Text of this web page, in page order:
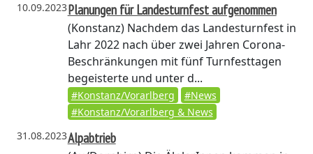
10.09.2023Planungen für Landesturnfest aufgenommen
(Konstanz)Nachdem das Landesturnfest in
Lahr 2022 nach über zwei Jahren Corona-
Beschränkungen mit fünf Turnfesttagen
begeisterte und unter d...
#Konstanz/Vorarlberg
#News
#Konstanz/Vorarlberg & News
31.08.2023Alpabtrieb